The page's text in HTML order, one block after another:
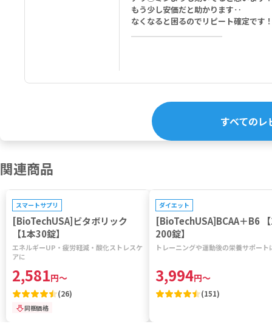
もう少し安価だと助かります‥
なくなると困るのでリピート確定です
すべての
関連商品
スマートサプリ
[BioTechUSA]ビタボリック
【1本30錠】
エネルギーUP・疲労軽減・酸化ストレスケ
アに
2,581円～
(26)
同梱価格
ダイエット
[BioTechUSA]BCAA＋B6
200錠】
トレーニングや運動後の栄養サポート
3,994円～
(151)